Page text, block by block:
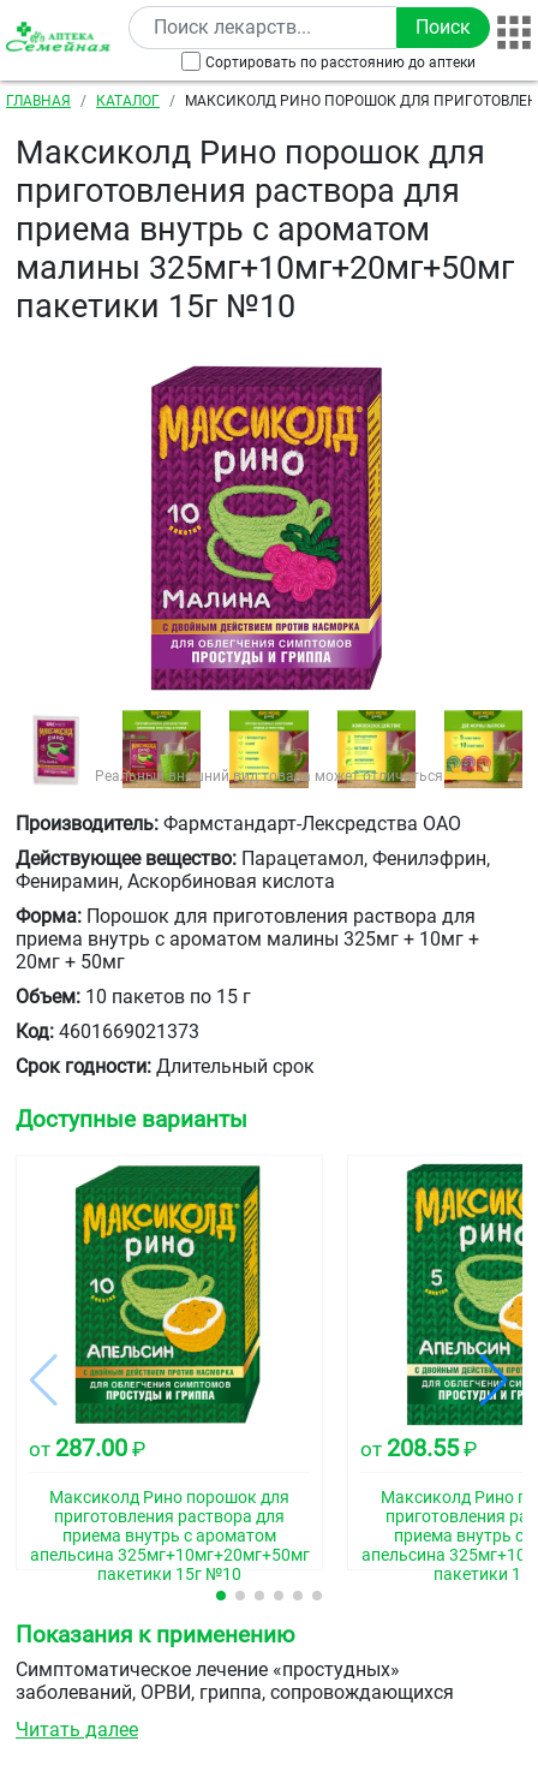
Перейти к основному содержанию
Сортировать по расстоянию до аптеки
Строка навигации
ГЛАВНАЯ КАТАЛОГ
МАКСИКОЛД РИНО ПОРОШОК ДЛЯ
ПАКЕТИКИ 15Г №10
Максиколд Рино порошок для
приготовления раствора для
приема внутрь с ароматом
малины 325мг+10мг+20мг+50мг
пакетики 15г №10
Реальный внешний вид товара может отличаться
Производитель: Фармстандарт-Лексредства ОАО
Действующее вещество: Парацетамол, Фенилэфрин,
Фенирамин, Аскорбиновая кислота
Форма: Порошок для приготовления раствора для
приема внутрь с ароматом малины 325мг + 10мг +
20мг + 50мг
Объем: 10 пакетов по 15 г
Код: 4601669021373
Срок годности: Длительный срок
Доступные варианты
от 287.00 ₽
Максиколд Рино порошок для
приготовления раствора для
приема внутрь с ароматом
апельсина 325мг+10мг+20мг+50мг
пакетики 15г №10
от 208.55₽
Максиколд Рино
приготовления
приема внутрь с
апельсина
пакетики
Показания к применению
Симптоматическое лечение «простудных»
заболеваний, ОРВИ, гриппа, сопровождающихся
насморком, болью в пазухах носа и в горле,
Читать далее